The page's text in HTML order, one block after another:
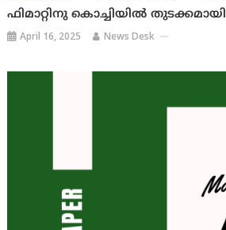
ഫിമാറ്റിനു കൊച്ചിയിൽ തുടക്കമായി
April 16, 2025 News Desk